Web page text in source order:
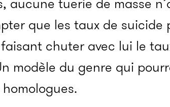
aucune tuerie de masse
que les taux de suicide
chuter avec lui le
modèle du genre qui